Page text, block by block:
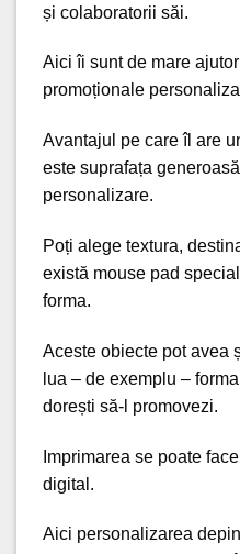
și colaboratorii săi.
Aici îi sunt de mare
promoționale
Avantajul pe care îl are
este suprafața generoasă
personalizare.
Poți alege textura,
există mouse pad
forma.
Aceste obiecte pot avea
lua – de exemplu –
dorești să-l promovezi.
Imprimarea se poate
digital.
Aici personalizarea